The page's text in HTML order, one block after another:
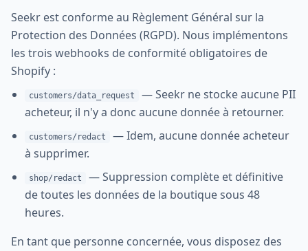
Seekr est conforme au Règlement Général sur la
Protection des Données (RGPD). Nous implémentons
les trois webhooks de conformité obligatoires de
Shopify :
customers/data_request —Seekr ne stocke aucune PII
acheteur, il n'y a donc aucune donnée à retourner.
customers/redact —Idem, aucune donnée acheteur
à supprimer.
shop/redact —Suppression complète et définitive
de toutes les données de la boutique sous 48
heures.
En tant que personne concernée, vous disposez des